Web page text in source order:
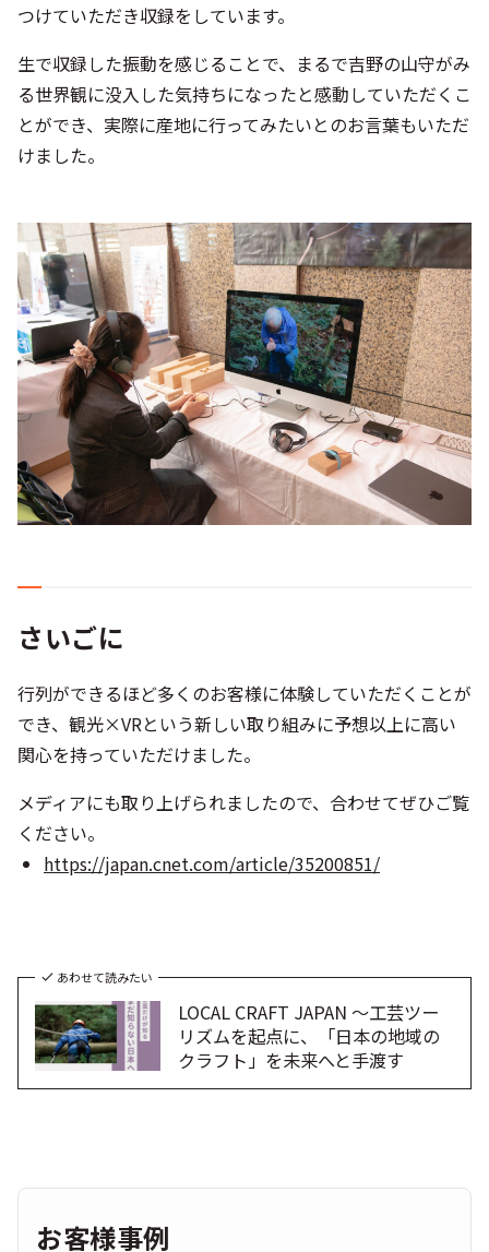
つけていただき収録をしています。
生で収録した振動を感じることで、まるで吉野の山守がみ
る世界観に没入した気持ちになったと感動していただくこ
とができ、実際に産地に行ってみたいとのお言葉もいただ
けました。
さいごに
行列ができるほど多くのお客様に体験していただくことが
でき、観光×VRという新しい取り組みに予想以上に高い
関心を持っていただけました。
メディアにも取り上げられましたので、合わせてぜひご覧
ください。
https://japan.cnet.com/article/35200851/
あわせて読みたい
LOCAL CRAFT JAPAN ～工芸ツー
リズムを起点に、「日本の地域の
クラフト」を未来へと手渡す
お客様事例